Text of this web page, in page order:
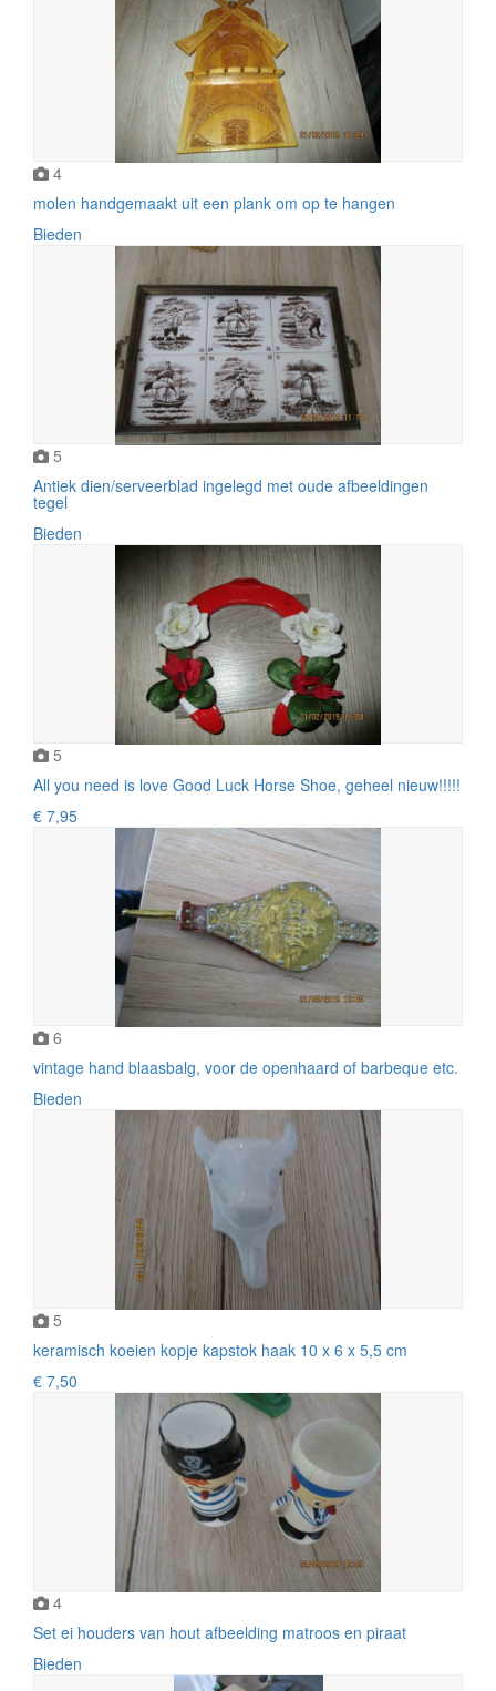
4
molen handgemaakt uit een plank om op te hangen
Bieden
5
Antiek dien/serveerblad ingelegd met oude afbeeldingen
tegel
Bieden
5
All you need is love Good Luck Horse Shoe, geheel nieuw!!!!!
€ 7,95
6
vintage hand blaasbalg, voor de openhaard of barbeque etc.
Bieden
5
keramisch koeien kopje kapstok haak 10 x 6 x 5,5 cm
€ 7,50
4
Set ei houders van hout afbeelding matroos en piraat
Bieden